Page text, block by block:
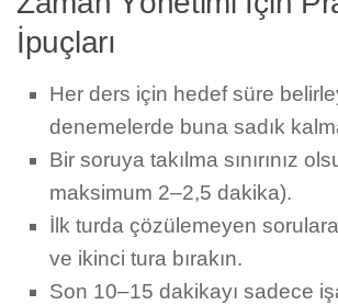
İpuçları
Her ders için hedef süre
denemelerde buna sadık
Bir soruya takılma sınırınız
maksimum 2–2,5 dakika).
İlk turda çözülemeyen
ve ikinci tura bırakın.
Son 10–15 dakikayı sadece